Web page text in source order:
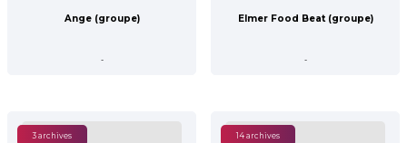
Ange (groupe)
-
Elmer Food Beat (groupe)
-
3 archives 14 archives